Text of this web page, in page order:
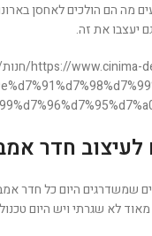
מה הם הולכים לאחסן
יעצבו את זה.
לעיצוב חדר
שמשדרגים היום כל חדר
מאוד לא שגרתי ויש היום